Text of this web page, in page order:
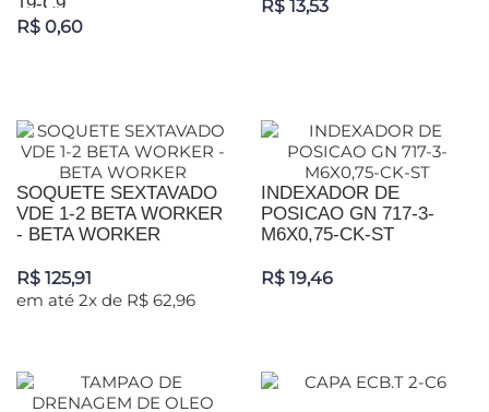
R$ 0,60
R$ 13,53
SOQUETE SEXTAVADO
VDE 1-2 BETA WORKER
- BETA WORKER
R$ 125,91
em até 2x de R$ 62,96
INDEXADOR DE
POSICAO GN 717-3-
M6X0,75-CK-ST
R$ 19,46